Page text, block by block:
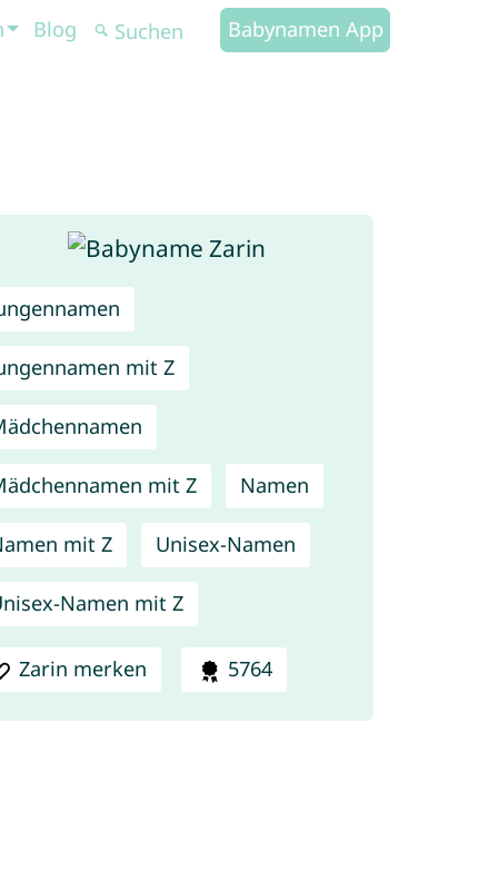
Blog Babynamen App
mit Z
mit Z Namen
mit Z Unisex-Namen
Namen mit Z
Zarin merken 5764